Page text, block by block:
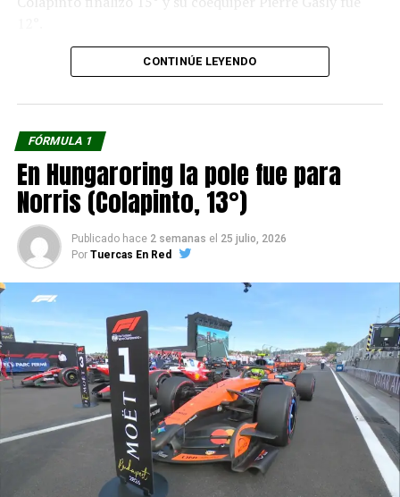
FOTO: REDES MC LARENCONTINÚE LEYENDO
FÓRMULA 1
En Hungaroring la pole fue para
Norris (Colapinto, 13°)
Publicado hace 2 semanas el 25 julio, 2026
Por Tuercas En Red